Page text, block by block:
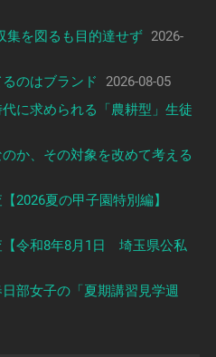
集を図るも目的達せず 2026-
のはブランド
2026-08-05
に求められる「農耕型」生徒
か、その対象を改めて考える
2026夏の甲子園特別編】
【令和8年8月1日 埼玉県公私
部女子の「夏期講習見学週